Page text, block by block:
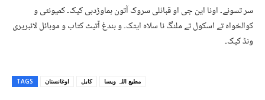
سرتسونے۔اونااینجیاوقبائلیسروکآتونہماوڑدہیکیک۔کمیونٹیو
کوالخواہتےاسکولتےملنگناسلاہایتک۔وبندغآتیٹکتابوموبائللائبریری
ونڈکیک۔
TAGS اوغانستان کابل مطیع اللہ ویسا